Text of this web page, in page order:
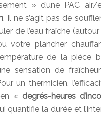
» d’une PAC air/
. Il ne s’agit pas de
de l’eau fraîche
votre plancher
de la pièce
sensation de
un thermicien,
« degrés-heures
quantifie la durée et